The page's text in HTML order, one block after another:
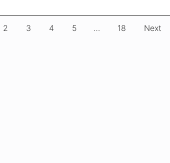
2 3 4 5 … 18 Next